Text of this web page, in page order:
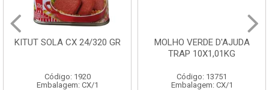
KITUT SOLA CX 24/320 GR
Código: 1920
Embalagem: CX/1
MOLHO VERDE D'AJUDA
TRAP 10X1,01KG
Código: 13751
Embalagem: CX/1